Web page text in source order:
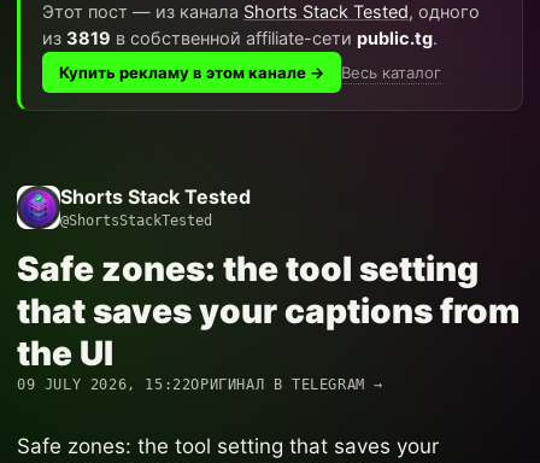
Этот пост — из канала Shorts Stack Tested, одного
из 3819 в собственной affiliate-сети public.tg.
Купить рекламу в этом канале → Весь каталог
Shorts Stack Tested
@ShortsStackTested
Safe zones: the tool setting
that saves your captions from
the UI
09 JULY 2026, 15:22ОРИГИНАЛ В TELEGRAM →
Safe zones: the tool setting that saves your